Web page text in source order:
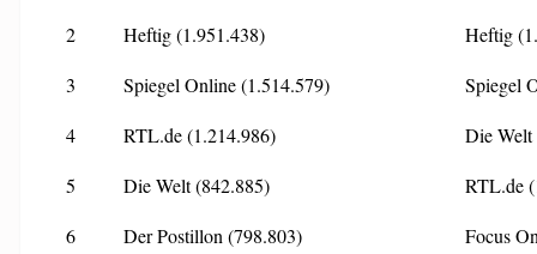
2
Heftig (1.951.438)
Heftig
3
Spiegel Online (1.514.579)
Spiegel
4
RTL.de (1.214.986)
Die Welt
5
Die Welt (842.885)
RTL.de
6
Der Postillon (798.803)
Focus